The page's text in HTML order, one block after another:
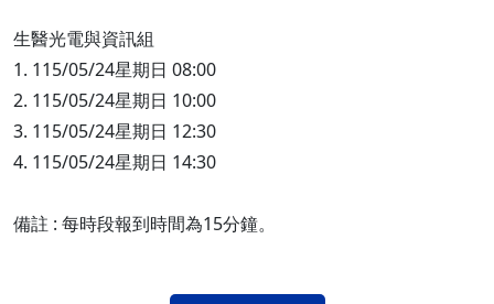
生醫光電與資訊組
1. 115/05/24星期日 08:00
2. 115/05/24星期日 10:00
3. 115/05/24星期日 12:30
4. 115/05/24星期日 14:30
備註 : 每時段報到時間為15分鐘。